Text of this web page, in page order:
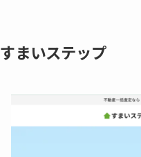
すまいステップ